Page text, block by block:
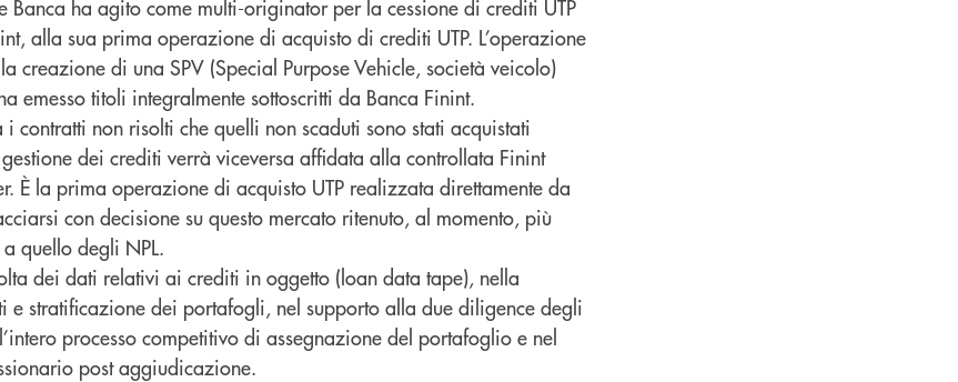
Banca ha agito come multi-originator per la cessione di crediti UTP
alla sua prima operazione di acquisto di crediti UTP. L’operazione
creazione di una SPV (Special Purpose Vehicle, società veicolo)
emesso titoli integralmente sottoscritti da Banca Finint.
i contratti non risolti che quelli non scaduti sono stati acquistati
dei crediti verrà viceversa affidata alla controllata Finint
È la prima operazione di acquisto UTP realizzata direttamente da
con decisione su questo mercato ritenuto, al momento, più
quello degli NPL.
dei dati relativi ai crediti in oggetto (loan data tape), nella
e stratificazione dei portafogli, nel supporto alla due diligence degli
processo competitivo di assegnazione del portafoglio e nel
post aggiudicazione.